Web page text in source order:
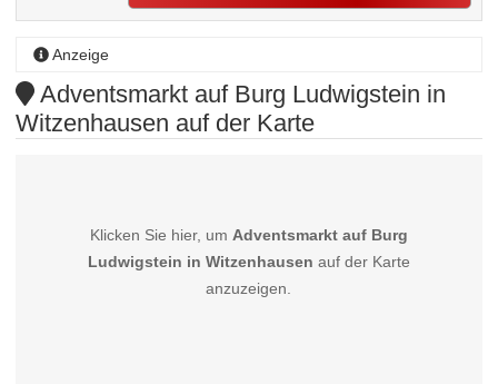
Anzeige
Adventsmarkt auf Burg Ludwigstein in
Witzenhausen auf der Karte
Klicken Sie hier, um Adventsmarkt auf Burg
Ludwigstein in Witzenhausen auf der Karte
anzuzeigen.